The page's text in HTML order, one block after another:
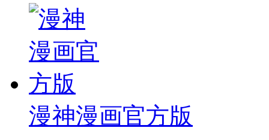
漫神漫画官方版